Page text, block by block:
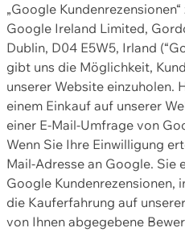
„Google
Google Ireland Limited,
Dublin, D04 E5W5, Irland
gibt uns die Möglichkeit,
unserer Website einzuholen.
einem Einkauf auf unserer
einer E-Mail-Umfrage von
Wenn Sie Ihre Einwilligung
Mail-Adresse an Google. Sie
Google Kundenrezensionen,
die Kauferfahrung auf
von Ihnen abgegebene